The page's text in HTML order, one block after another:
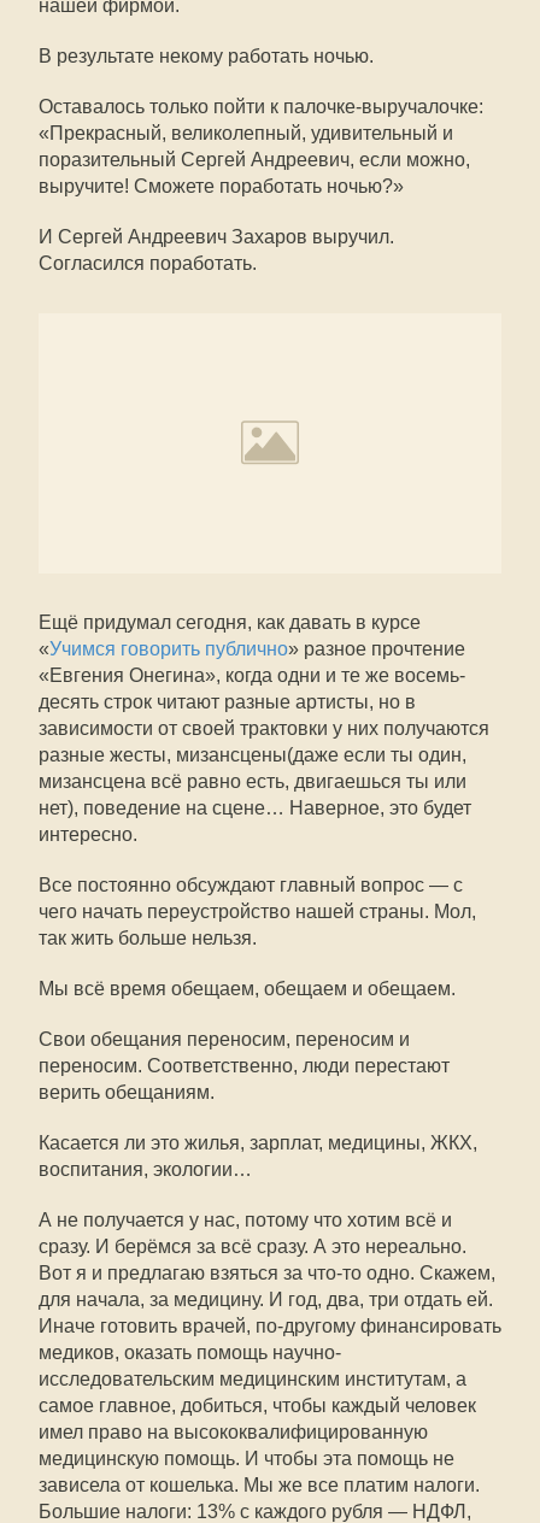
нашей фирмой.
В результате некому работать ночью.
Оставалось только пойти к палочке-выручалочке:
«Прекрасный, великолепный, удивительный и
поразительный Сергей Андреевич, если можно,
выручите! Сможете поработать ночью?»
И Сергей Андреевич Захаров выручил.
Согласился поработать.
Ещё придумал сегодня, как давать в курсе
«Учимся говорить публично» разное прочтение
«Евгения Онегина», когда одни и те же восемь-
десять строк читают разные артисты, но в
зависимости от своей трактовки у них получаются
разные жесты, мизансцены(даже если ты один,
мизансцена всё равно есть, двигаешься ты или
нет), поведение на сцене… Наверное, это будет
интересно.
Все постоянно обсуждают главный вопрос — с
чего начать переустройство нашей страны. Мол,
так жить больше нельзя.
Мы всё время обещаем, обещаем и обещаем.
Свои обещания переносим, переносим и
переносим. Соответственно, люди перестают
верить обещаниям.
Касается ли это жилья, зарплат, медицины, ЖКХ,
воспитания, экологии…
А не получается у нас, потому что хотим всё и
сразу. И берёмся за всё сразу. А это нереально.
Вот я и предлагаю взяться за что-то одно. Скажем,
для начала, за медицину. И год, два, три отдать ей.
Иначе готовить врачей, по-другому финансировать
медиков, оказать помощь научно-
исследовательским медицинским институтам, а
самое главное, добиться, чтобы каждый человек
имел право на высококвалифицированную
медицинскую помощь. И чтобы эта помощь не
зависела от кошелька. Мы же все платим налоги.
Большие налоги: 13% с каждого рубля — НДФЛ,